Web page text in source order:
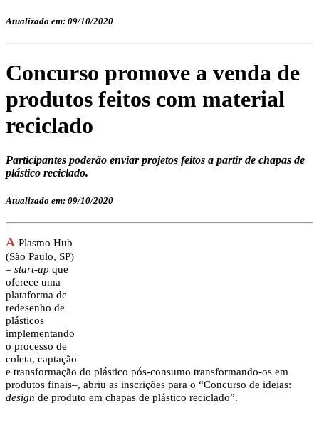
Atualizado em: 09/10/2020
Concurso promove a venda de
produtos feitos com material
reciclado
Participantes poderão enviar projetos feitos a partir de chapas de
plástico reciclado.
Atualizado em: 09/10/2020
A Plasmo Hub
(São Paulo, SP)
– start-up que
oferece uma
plataforma de
redesenho de
plásticos
implementando
o processo de
coleta, captação
e transformação do plástico pós-consumo transformando-os em
produtos finais–, abriu as inscrições para o “Concurso de ideias:
design de produto em chapas de plástico reciclado”.